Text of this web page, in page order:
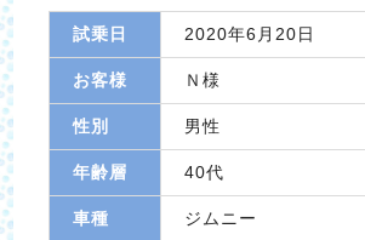
試乗日 2020年6月20日
お客様 Ｎ様
性別 男性
年齢層 40代
車種 ジムニー